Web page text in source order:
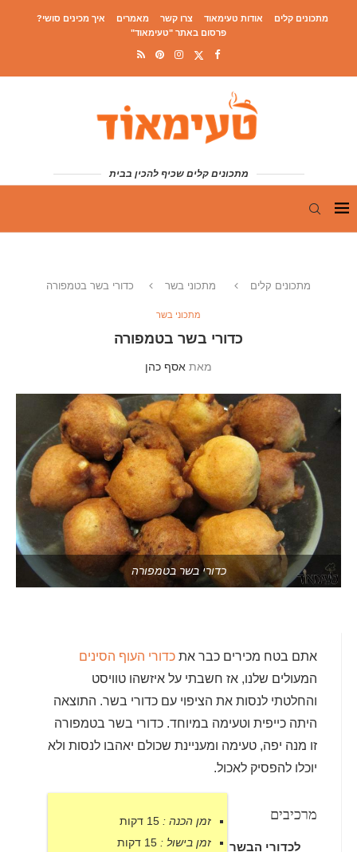
מתכונים קלים אודות טעימאוד צרו קשר מאמרים
איך מכינים סושי?
פרסום באתר "טעימאוד"
מתכונים קלים שכיף להכין בבית
מתכונים קלים מתכוני בשר כדורי בשר בטמפורה
מתכוני בשר
כדורי בשר בטמפורה
מאת אסף כהן
כדורי בשר בטמפורה
אתם בטח מכירים כבר את כדורי העוף הסינים
המעולים שלנו, אז חשבתי על איזשהו טוויסט
והחלטתי לנסות את הציפוי עם כדורי בשר. התוצאה
היתה כייפית וטעימה במיוחד. כדורי בשר בטמפורה
זו מנה יפה, טעימה ומעניינת שכולם יאהבו לנסות ולא
יוכלו להפסיק לאכול.
זמן הכנה : 15 דקות
זמן בישול : 15 דקות
מרכיבים
לכדורי הבשר